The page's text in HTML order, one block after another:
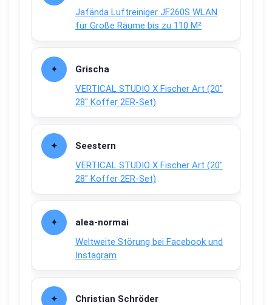
Jafända Luftreiniger JF260S WLAN
für Große Räume bis zu 110 M²
Grischa
VERTICAL STUDIO X Fischer Art (20″
28″ Koffer 2ER-Set)
Seestern
VERTICAL STUDIO X Fischer Art (20″
28″ Koffer 2ER-Set)
alea-normai
Weltweite Störung bei Facebook und
Instagram
Christian Schröder